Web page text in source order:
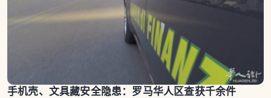
手机壳、文具藏安全隐患：罗马华人区查获千余件